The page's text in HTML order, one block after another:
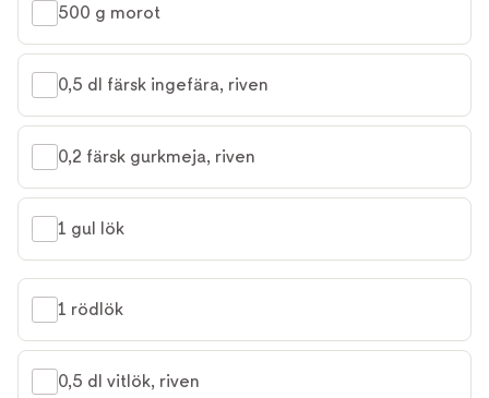
500 g morot
0,5 dl färsk ingefära, riven
0,2 färsk gurkmeja, riven
1 gul lök
1 rödlök
0,5 dl vitlök, riven